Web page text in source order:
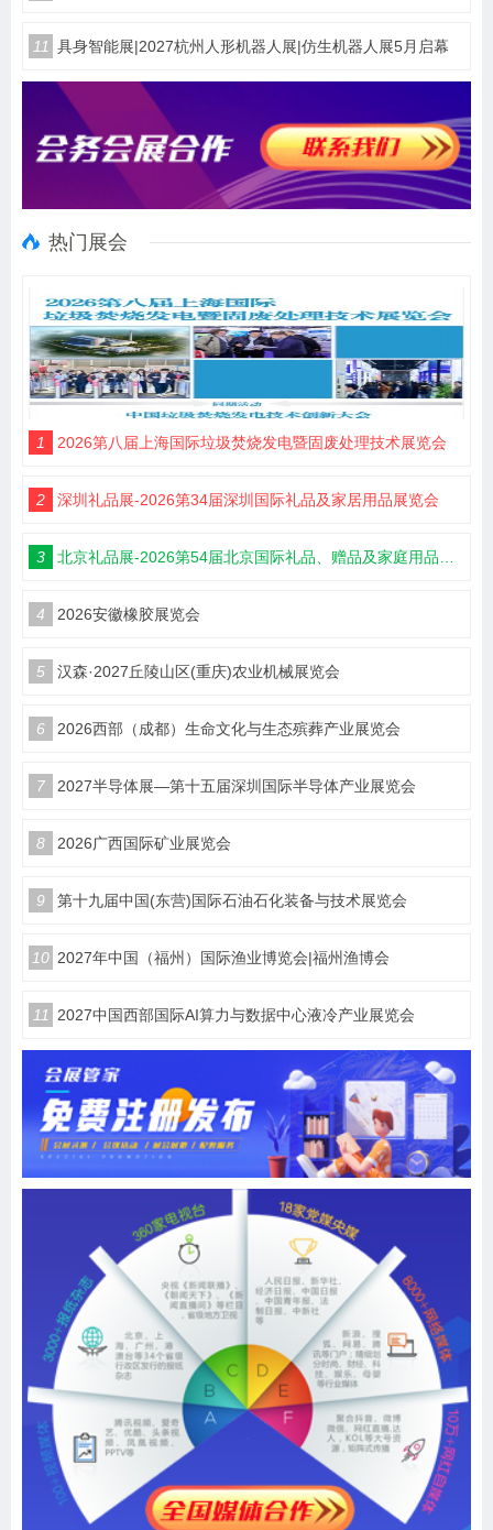
11 具身智能展|2027杭州人形机器人展|仿生机器人展5月启幕
热门展会
1 2026第八届上海国际垃圾焚烧发电暨固废处理技术展览会
2 深圳礼品展-2026第34届深圳国际礼品及家居用品展览会
3 北京礼品展-2026第54届北京国际礼品、赠品及家庭用品展览会
4 2026安徽橡胶展览会
5 汉森·2027丘陵山区(重庆)农业机械展览会
6 2026西部（成都）生命文化与生态殡葬产业展览会
7 2027半导体展—第十五届深圳国际半导体产业展览会
8 2026广西国际矿业展览会
9 第十九届中国(东营)国际石油石化装备与技术展览会
10 2027年中国（福州）国际渔业博览会|福州渔博会
11 2027中国西部国际AI算力与数据中心液冷产业展览会